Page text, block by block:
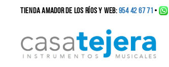
TIENDA AMADOR DE LOS RÍOS y WEB:954 42 67 71 •